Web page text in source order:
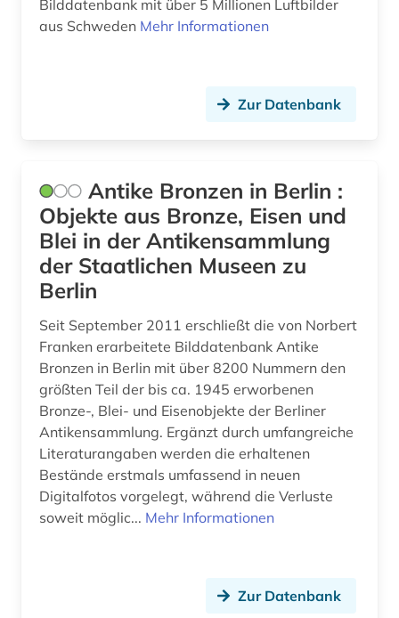
bismarck (1)
book of kells (1)
borgholm (1)
bornholm (1)
botanik (3)
botanischer garten (1)
brahms, johannes | komponist; pianist (1)
brahms-institut (1)
brandenburg (4)
bratislava (1)
Bilddatenbank mit über 5 Millionen Luftbilder
aus Schweden Mehr Informationen
Zur Datenbank
Antike Bronzen in Berlin :
Objekte aus Bronze, Eisen und
Blei in der Antikensammlung
der Staatlichen Museen zu
Berlin
Seit September 2011 erschließt die von Norbert
Franken erarbeitete Bilddatenbank Antike
Bronzen in Berlin mit über 8200 Nummern den
größten Teil der bis ca. 1945 erworbenen
Bronze-, Blei- und Eisenobjekte der Berliner
Antikensammlung. Ergänzt durch umfangreiche
Literaturangaben werden die erhaltenen
Bestände erstmals umfassend in neuen
Digitalfotos vorgelegt, während die Verluste
soweit möglic... Mehr Informationen
Zur Datenbank